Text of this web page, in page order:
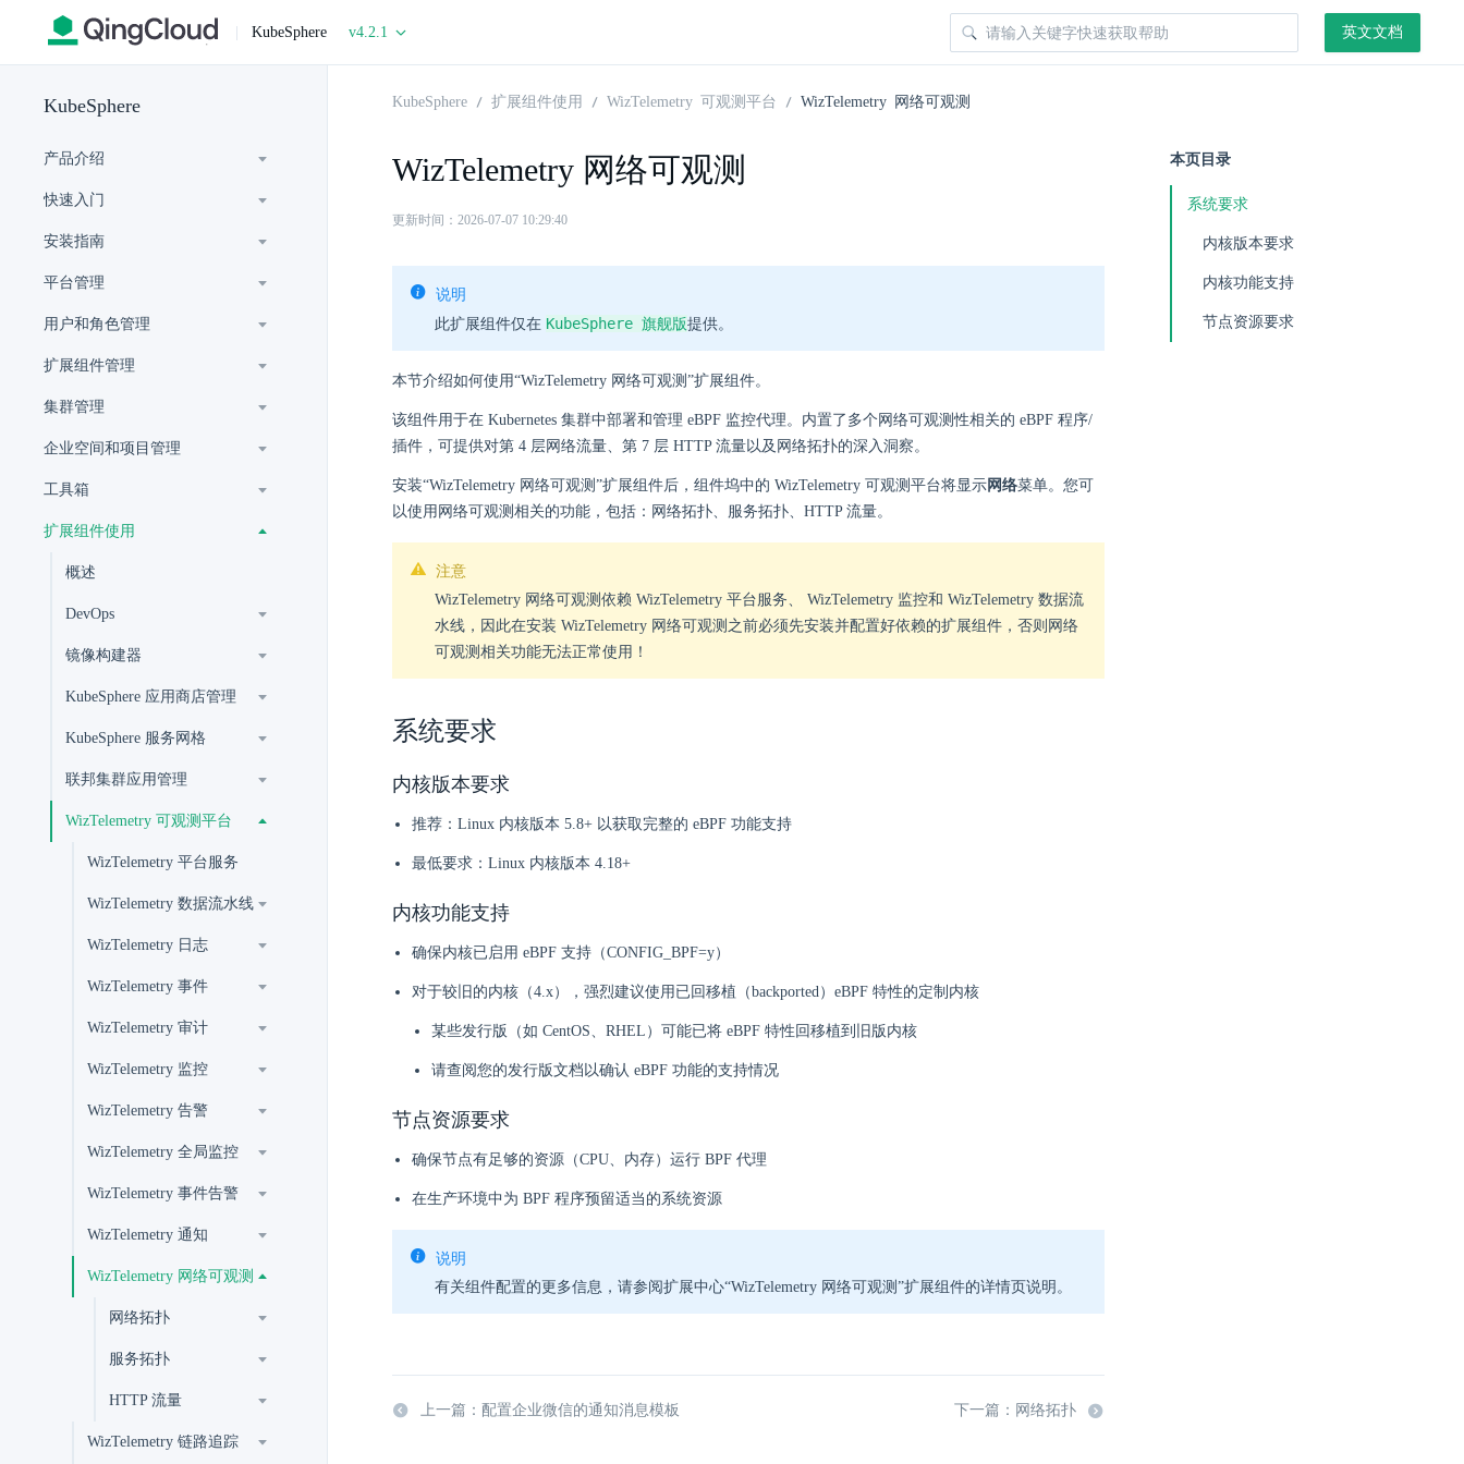
| KubeSphere v4.2.1 英文文档
KubeSphere
产品介绍
快速入门
安装指南
平台管理
用户和角色管理
扩展组件管理
集群管理
企业空间和项目管理
工具箱
扩展组件使用
概述
DevOps
镜像构建器
KubeSphere 应用商店管理
KubeSphere 服务网格
联邦集群应用管理
WizTelemetry 可观测平台
WizTelemetry 平台服务
WizTelemetry 数据流水线
WizTelemetry 日志
WizTelemetry 事件
WizTelemetry 审计
WizTelemetry 监控
WizTelemetry 告警
WizTelemetry 全局监控
WizTelemetry 事件告警
WizTelemetry 通知
WizTelemetry 网络可观测
网络拓扑
服务拓扑
HTTP 流量
WizTelemetry 链路追踪
KubeSphere 扩展组件使用 WizTelemetry 可观测平台 WizTelemetry 网络可观测
WizTelemetry 网络可观测
更新时间：2026-07-07 10:29:40
说明
此扩展组件仅在 KubeSphere 旗舰版提供。
本节介绍如何使用“WizTelemetry 网络可观测”扩展组件。
该组件用于在 Kubernetes 集群中部署和管理 eBPF 监控代理。内置了多个网络可观测性相关的 eBPF 程序/
插件，可提供对第 4 层网络流量、第 7 层 HTTP 流量以及网络拓扑的深入洞察。
安装“WizTelemetry 网络可观测”扩展组件后，组件坞中的 WizTelemetry 可观测平台将显示网络菜单。您可
以使用网络可观测相关的功能，包括：网络拓扑、服务拓扑、HTTP 流量。
注意
WizTelemetry 网络可观测依赖 WizTelemetry 平台服务、 WizTelemetry 监控和 WizTelemetry 数据流
水线，因此在安装 WizTelemetry 网络可观测之前必须先安装并配置好依赖的扩展组件，否则网络
可观测相关功能无法正常使用！
系统要求
内核版本要求
推荐：Linux 内核版本 5.8+ 以获取完整的 eBPF 功能支持
最低要求：Linux 内核版本 4.18+
内核功能支持
确保内核已启用 eBPF 支持（CONFIG_BPF=y）
对于较旧的内核（4.x），强烈建议使用已回移植（backported）eBPF 特性的定制内核
某些发行版（如 CentOS、RHEL）可能已将 eBPF 特性回移植到旧版内核
请查阅您的发行版文档以确认 eBPF 功能的支持情况
节点资源要求
确保节点有足够的资源（CPU、内存）运行 BPF 代理
在生产环境中为 BPF 程序预留适当的系统资源
说明
有关组件配置的更多信息，请参阅扩展中心“WizTelemetry 网络可观测”扩展组件的详情页说明。
上一篇：配置企业微信的通知消息模板 下一篇：网络拓扑
本页目录
系统要求
内核版本要求
内核功能支持
节点资源要求